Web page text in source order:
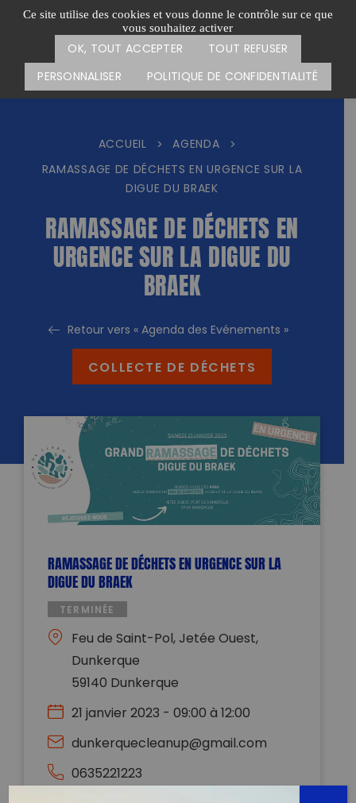
Ce site utilise des cookies et vous donne le contrôle sur ce que
vous souhaitez activer
OK, TOUT ACCEPTER
TOUT REFUSER
PERSONNALISER
POLITIQUE DE CONFIDENTIALITÉ
Passer
Menu
CARTE DES ACTIONS FAIRE UN DON
ACCUEIL > AGENDA
>
RAMASSAGE DE DÉCHETS EN URGENCE SUR LA
DIGUE DU BRAEK
RAMASSAGE DE DÉCHETS EN
URGENCE SUR LA DIGUE DU
BRAEK
Retour vers « Agenda des Evénements »
COLLECTE DE DÉCHETS
RAMASSAGE DE DÉCHETS EN URGENCE SUR LA
DIGUE DU BRAEK
TERMINÉE
Feu de Saint-Pol, Jetée Ouest,
Dunkerque
59140 Dunkerque
21 janvier 2023 - 09:00 à 12:00
dunkerquecleanup@gmail.com
0635221223